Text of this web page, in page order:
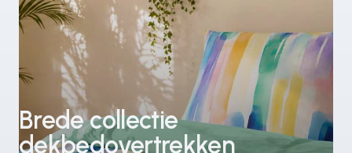
Brede collectie
dekbedovertrekken
Leuke
kinderdekbedovertrekken